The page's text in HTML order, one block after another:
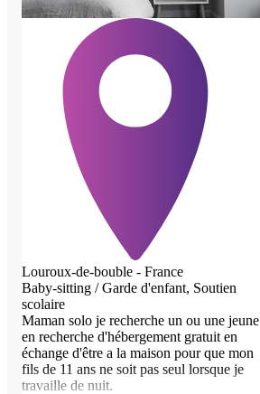
Louroux-de-bouble - France
Baby-sitting / Garde d'enfant, Soutien
scolaire
Maman solo je recherche un ou une jeune
en recherche d'hébergement gratuit en
échange d'être a la maison pour que mon
fils de 11 ans ne soit pas seul lorsque je
travaille de nuit.